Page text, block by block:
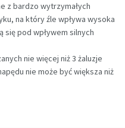
z bardzo wytrzymałych
na który źle wpływa wysoka
się pod wpływem silnych
nie więcej niż 3 żaluzje
nie może być większa niż